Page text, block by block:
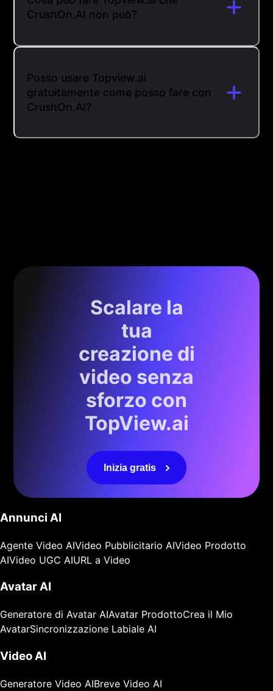
CrushOn.AI non può?
Posso usare Topview.ai
gratuitamente come posso fare con
CrushOn.AI?
Scalare la
tua
creazione di
video senza
sforzo con
TopView.ai
Inizia gratis
Annunci AI
Agente Video AIVideo Pubblicitario AIVideo Prodotto
AIVideo UGC AIURL a Video
Avatar AI
Generatore di Avatar AIAvatar ProdottoCrea il Mio
AvatarSincronizzazione Labiale AI
Video AI
Generatore Video AIBreve Video AI